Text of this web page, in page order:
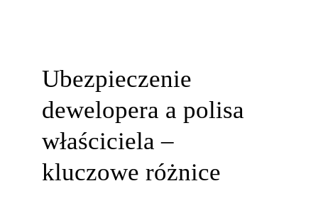
Ubezpieczenie
dewelopera a polisa
właściciela –
kluczowe różnice